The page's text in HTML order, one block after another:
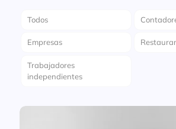
Todos
Empresas
Trabajadores
independientes